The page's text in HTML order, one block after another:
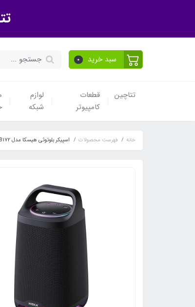
سبد خرید 0
تتاچین
قطعات
کامپیوتر
لوازم
شبکه
خانه فهرست محصولات اسپیکر بلوتوثی هیسکا مدل B172